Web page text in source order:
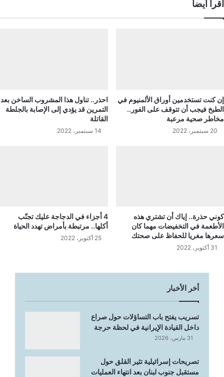
اقرأ أيضاً
إن كنت تستخدمين أوراق الألمنيوم في
الطبخ فيجب أن تتوقف على الفور..
مخاطر صحية مرعبة
20 سبتمبر، 2022
احذر.. تناول هذا المشروب الساخن بعد
التمرين قد يؤدي إلى الإصابة بالجلطة
القاتلة
14 سبتمبر، 2022
كوني حذرة.. إياك أن تشتري هذه
الأطعمة في التخفيضات مهما كان
سعرها مغريا للحفاظ على صحتك
31 أكتوبر، 2022
4 أجزاء في الدجاجة عليك تجنّب
أكلها.. مرتبطة بأمراض تهدد الحياة
25 أكتوبر، 2022
أخر الأخبار
تسريب يفتح باب التساؤلات حول صراع
داخل القيادة الإيرانية في لحظة حرجة
31 مارس، 2026
تصريحات إسرائيلية تثير القلق حول
مستقبل جنوب لبنان بعد انتهاء العمليات